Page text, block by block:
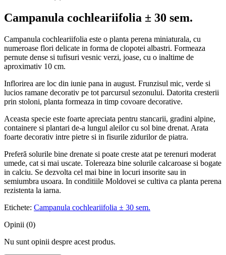
Campanula cochleariifolia ± 30 sem.
Campanula cochleariifolia este o planta perena miniaturala, cu
numeroase flori delicate in forma de clopotei albastri. Formeaza
pernute dense si tufisuri vesnic verzi, joase, cu o inaltime de
aproximativ 10 cm.
Inflorirea are loc din iunie pana in august. Frunzisul mic, verde si
lucios ramane decorativ pe tot parcursul sezonului. Datorita cresterii
prin stoloni, planta formeaza in timp covoare decorative.
Aceasta specie este foarte apreciata pentru stancarii, gradini alpine,
containere si plantari de-a lungul aleilor cu sol bine drenat. Arata
foarte decorativ intre pietre si in fisurile zidurilor de piatra.
Preferă solurile bine drenate si poate creste atat pe terenuri moderat
umede, cat si mai uscate. Tolereaza bine solurile calcaroase si bogate
in calciu. Se dezvolta cel mai bine in locuri insorite sau in
semiumbra usoara. In conditiile Moldovei se cultiva ca planta perena
rezistenta la iarna.
Etichete: Campanula cochleariifolia ± 30 sem.
Opinii (0)
Nu sunt opinii despre acest produs.